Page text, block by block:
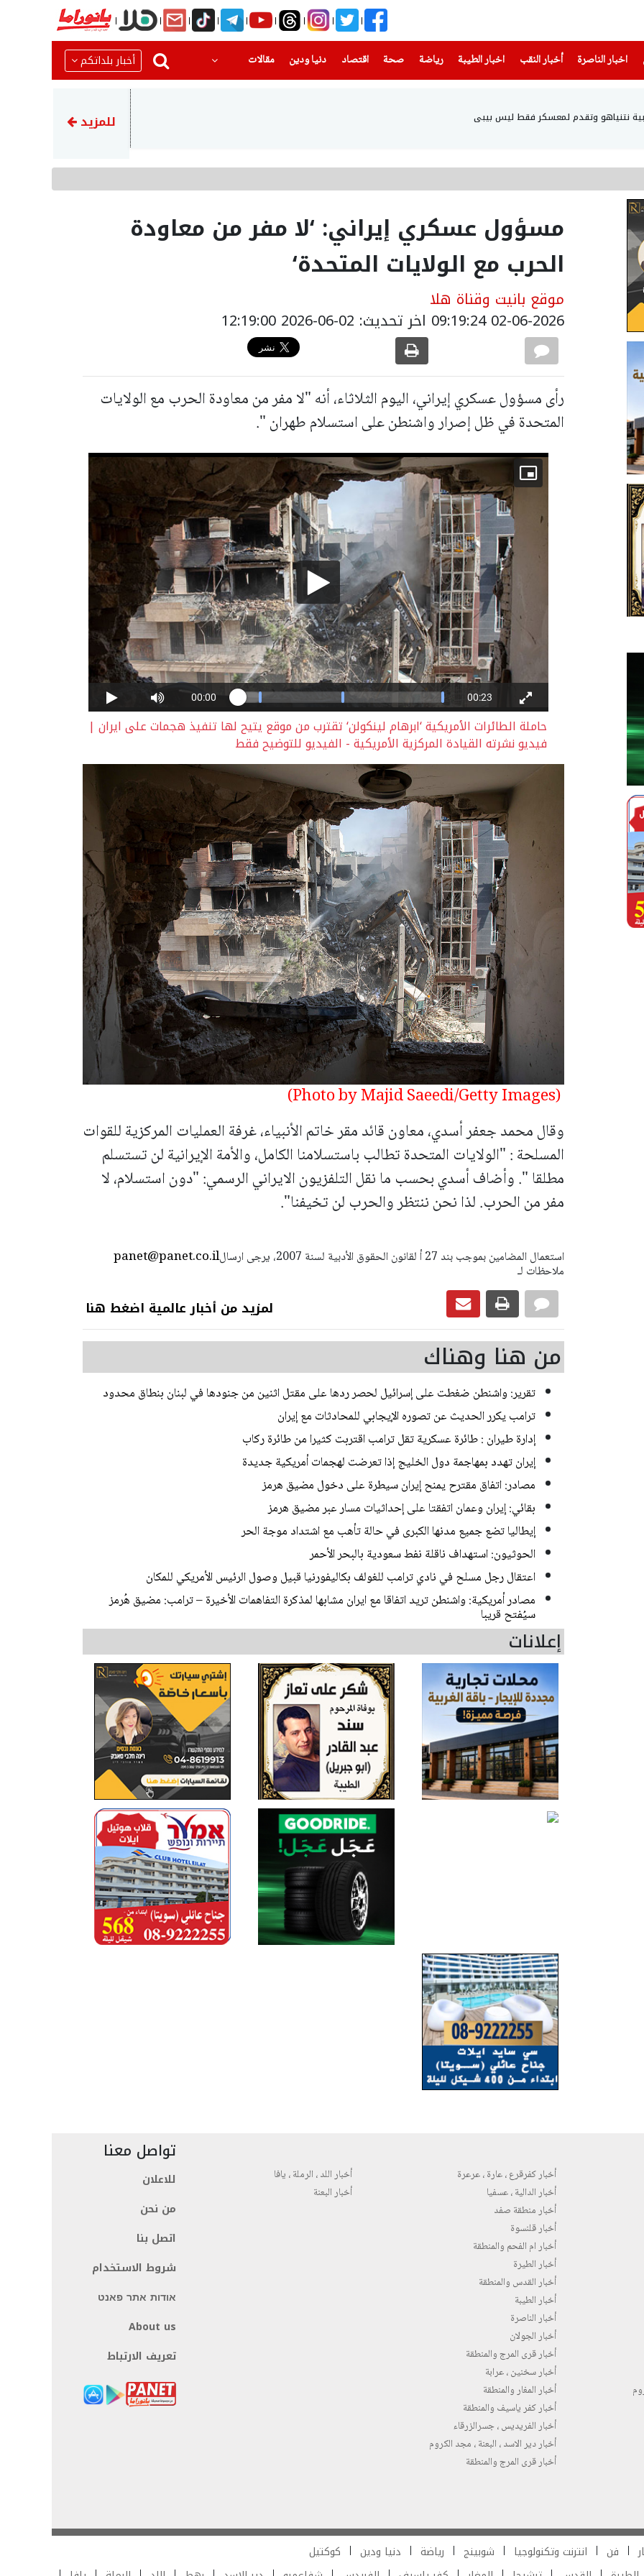
اخبار الناصرة
(current) أخبار النقب اخبار الطيبة(current) رياضة
(current) صحة(current) اقتصاد دنيا ودين
(current) مقالات أخبار بلداتكم
وتقدم لمعسكر فقط ليس بيبي إصابة رجل إثر اصطدام مركبة بجدار في أم الفحم
للمزيد
مسؤول عسكري إيراني: ‘لا مفر من معاودة
الحرب مع الولايات المتحدة‘
موقع بانيت وقناة هلا
02-06-2026 09:19:24 اخر تحديث: 02-06-2026 12:19:00
رأى مسؤول عسكري إيراني، اليوم الثلاثاء، أنه "لا مفر من معاودة الحرب مع الولايات
المتحدة في ظل إصرار واشنطن على استسلام طهران ".
حاملة الطائرات الأمريكية ‘ابرهام لينكولن‘ تقترب من موقع يتيح لها تنفيذ هجمات على ايران |
فيديو نشرته القيادة المركزية الأمريكية - الفيديو للتوضيح فقط
(Photo by Majid Saeedi/Getty Images)
وقال محمد جعفر أسدي، معاون قائد مقر خاتم الأنبياء، غرفة العمليات المركزية للقوات
المسلحة : "الولايات المتحدة تطالب باستسلامنا الكامل، والأمة الإيرانية لن تستسلم
مطلقا ". وأضاف أسدي بحسب ما نقل التلفزيون الايراني الرسمي: "دون استسلام، لا
مفر من الحرب. لذا نحن ننتظر والحرب لن تخيفنا".
panet@panet.co.ilاستعمال المضامين بموجب بند 27 أ لقانون الحقوق الأدبية لسنة 2007، يرجى ارسال
ملاحظات لـ
لمزيد من أخبار عالمية اضغط هنا
من هنا وهناك
تقرير: واشنطن ضغطت على إسرائيل لحصر ردها على مقتل اثنين من جنودها في لبنان بنطاق محدود
ترامب يكرر الحديث عن تصوره الإيجابي للمحادثات مع إيران
إدارة طيران : طائرة عسكرية تقل ترامب اقتربت كثيرا من طائرة ركاب
إيران تهدد بمهاجمة دول الخليج إذا تعرضت لهجمات أمريكية جديدة
مصادر: اتفاق مقترح يمنح إيران سيطرة على دخول مضيق هرمز
بقائي: إيران وعمان اتفقتا على إحداثيات مسار عبر مضيق هرمز
إيطاليا تضع جميع مدنها الكبرى في حالة تأهب مع اشتداد موجة الحر
الحوثيون: استهداف ناقلة نفط سعودية بالبحر الأحمر
اعتقال رجل مسلح في نادي ترامب للغولف بكاليفورنيا قبيل وصول الرئيس الأمريكي للمكان
مصادر أمريكية: واشنطن تريد اتفاقا مع ايران مشابها لمذكرة التفاهمات الأخيرة – ترامب: مضيق هُرمز
سيُفتح قريبا
إعلانات
أخبار كفرقرع ، عارة ، عرعرة
أخبار الدالية ، عسفيا
أخبار منطقة صفد
أخبار قلنسوة
أخبار ام الفحم والمنطقة
أخبار الطيرة
أخبار القدس والمنطقة
أخبار الطيبة
أخبار الناصرة
أخبار الجولان
أخبار قرى المرج والمنطقة
أخبار سخنين ، عرابة
أخبار المغار والمنطقة
أخبار كفر ياسيف والمنطقة
أخبار الفريديس ، جسرالزرقاء
أخبار دير الاسد ، البعنة ، مجد الكروم
أخبار قرى المرج والمنطقة
أخبار اللد ، الرملة ، يافا
أخبار البعنة
تواصل معنا
للاعلان
من نحن
اتصل بنا
شروط الاستخدام
אודות אתר פאנט
About us
تعريف الارتباط
فن انترنت وتكنولوجيا شوبينج رياضة دنيا ودين
كوكتيل